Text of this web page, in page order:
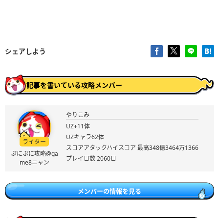
シェアしよう
記事を書いている攻略メンバー
ライター
ぷにぷに攻略@ga
me8ニャン
やりこみ
UZ+11体
UZキャラ62体
スコアアタックハイスコア 最高348億3464万1366
プレイ日数 2060日
メンバーの情報を見る